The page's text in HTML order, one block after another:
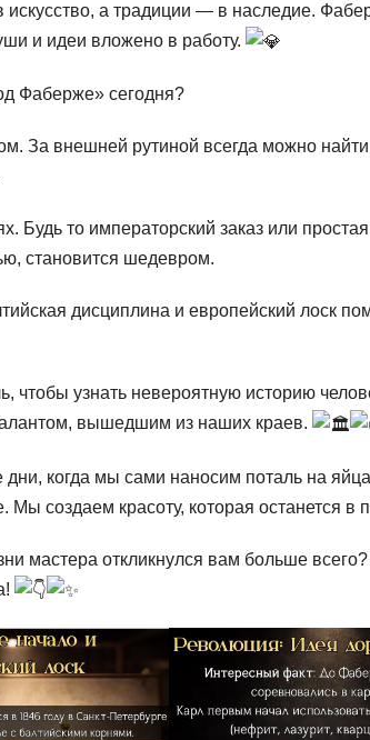
искусство, а традиции — в наследие.
и идеи вложено в работу.
Фаберже» сегодня?
За внешней рутиной всегда можно
Будь то императорский заказ или
становится шедевром.
дисциплина и европейский лоск
чтобы узнать невероятную историю
вышедшим из наших краев.
дни, когда мы сами наносим поталь на
создаем красоту, которая останется в
мастера откликнулся вам больше